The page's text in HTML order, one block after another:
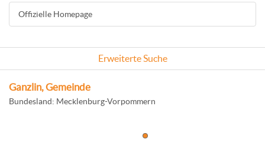
Offizielle Homepage
Erweiterte Suche
Ganzlin, Gemeinde
Bundesland: Mecklenburg-Vorpommern